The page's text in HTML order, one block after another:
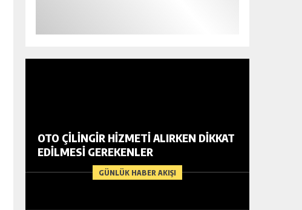
GÜNLÜK HABER AKIŞI
OTO ÇILINGIR HIZMETI ALIRKEN DIKKAT
EDILMESI GEREKENLER